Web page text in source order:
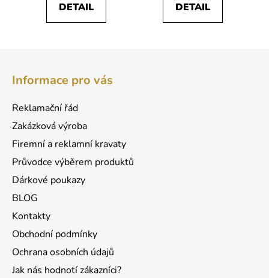
DETAIL DETAIL
Informace pro vás
Reklamační řád
Zakázková výroba
Firemní a reklamní kravaty
Průvodce výběrem produktů
Dárkové poukazy
BLOG
Kontakty
Obchodní podmínky
Ochrana osobních údajů
Jak nás hodnotí zákazníci?